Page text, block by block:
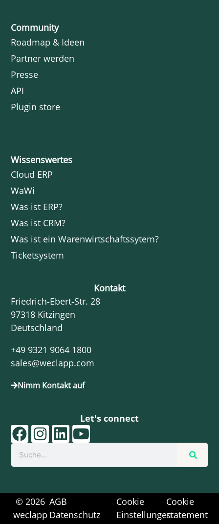
Community
Roadmap & Ideen
Partner werden
Presse
API
Plugin store
Wissenswertes
Cloud ERP
WaWi
Was ist ERP?
Was ist CRM?
Was ist ein Warenwirtschaftssytem?
Ticketsystem
Kontakt
Friedrich-Ebert-Str. 28
97318 Kitzingen
Deutschland
+49 9321 9064 1800
sales@weclapp.com
Nimm Kontakt auf
Let's connect
F
a
c
b
o
o
I
n
s
a
g
r
L
i
e
d
i
Y
o
u
e
Suche
© 2026
weclapp
AGB
Datenschutz
Cookie
Einstellungen
Cookie
statement